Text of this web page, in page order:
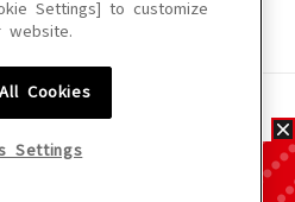
用いただけない場合があります。
が変更になる場合があります。
Settings] to customize
website.
Cookies
Settings